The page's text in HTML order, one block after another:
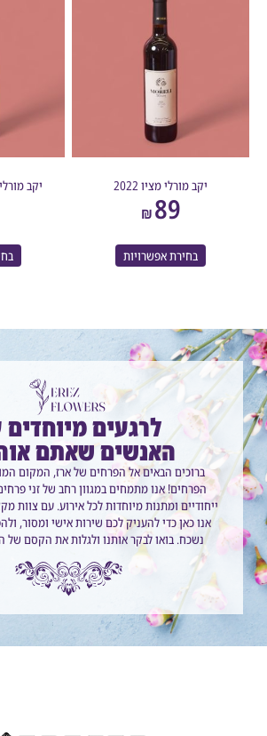
יקב מורלי מציו 2022
בחירת אפשרויות
יקב מורלי קברנה
בחירת
לרגעים מיוחדים עם
האנשים שאתם אוהבים
ברוכים הבאים אל הפרחים של ארז, המקום המושלם לכל
הפרחים! אנו מתמחים במגוון רחב של זני פרחים,
ייחודיים ומתנות מיוחדות לכל אירוע. עם צוות מקצועי
אנו כאן כדי להעניק לכם שירות אישי ומסור, ולהפוך כל
נשכח. בואו לבקר אותנו ולגלות את הקסם של הפרחים